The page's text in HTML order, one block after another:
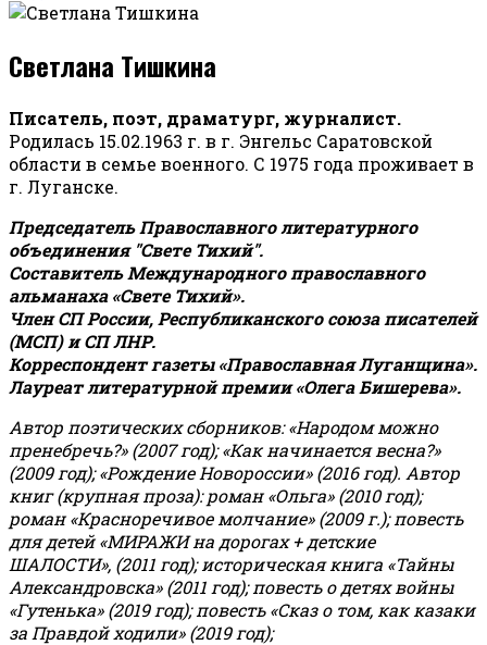
Светлана Тишкина
Писатель, поэт, драматург, журналист.
Родилась 15.02.1963 г. в г. Энгельс Саратовской
области в семье военного. С 1975 года проживает в
г. Луганске.
Председатель Православного литературного
объединения "Свете Тихий".
Составитель Международного православного
альманаха «Свете Тихий».
Член СП России, Республиканского союза писателей
(МСП) и СП ЛНР.
Корреспондент газеты «Православная Луганщина».
Лауреат литературной премии «Олега Бишерева».
Автор поэтических сборников: «Народом можно
пренебречь?» (2007 год); «Как начинается весна?»
(2009 год); «Рождение Новороссии» (2016 год). Автор
книг (крупная проза): роман «Ольга» (2010 год);
роман «Красноречивое молчание» (2009 г.); повесть
для детей «МИРАЖИ на дорогах + детские
ШАЛОСТИ», (2011 год); историческая книга «Тайны
Александровска» (2011 год); повесть о детях войны
«Гутенька» (2019 год); повесть «Сказ о том, как казаки
за Правдой ходили» (2019 год);